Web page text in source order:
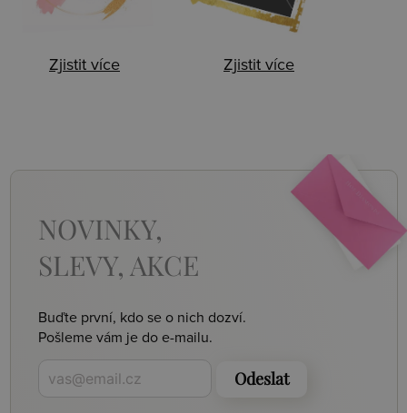
Zjistit více Zjistit více
NOVINKY,
SLEVY, AKCE
Buďte první, kdo se o nich dozví.
Pošleme vám je do e-mailu.
Odeslat